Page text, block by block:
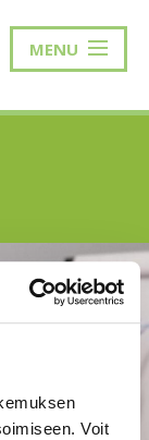
Voit
MENU